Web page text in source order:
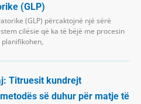
(GLP)
(GLP) përcaktojnë një sërë
cilësie që ka të bëjë me procesin
Titruesit kundrejt
së duhur për matje të